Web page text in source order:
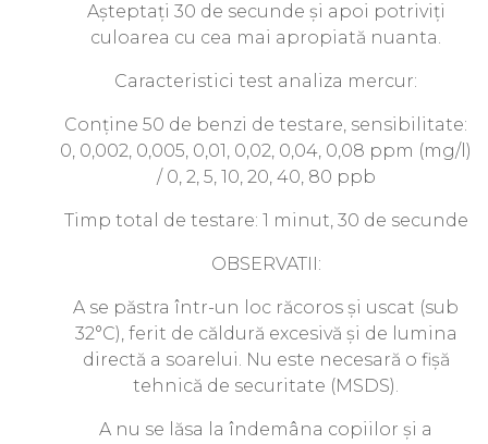
Așteptați 30 de secunde și apoi potriviți
culoarea cu cea mai apropiată nuanta.
Caracteristici test analiza mercur:
Conține 50 de benzi de testare, sensibilitate:
0, 0,002, 0,005, 0,01, 0,02, 0,04, 0,08 ppm (mg/l)
/ 0, 2, 5, 10, 20, 40, 80 ppb
Timp total de testare: 1 minut, 30 de secunde
OBSERVATII:
A se păstra într-un loc răcoros și uscat (sub
32°C), ferit de căldură excesivă și de lumina
directă a soarelui. Nu este necesară o fișă
tehnică de securitate (MSDS).
A nu se lăsa la îndemâna copiilor și a